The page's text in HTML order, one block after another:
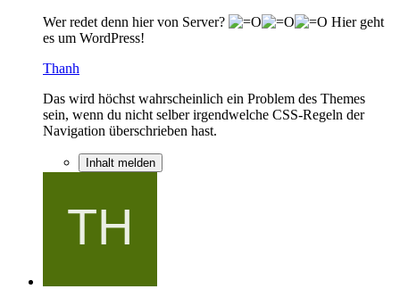
Wer redet denn hier von Server?
Hier geht
es um WordPress!
Thanh
Das wird höchst wahrscheinlich ein Problem des Themes
sein, wenn du nicht selber irgendwelche CSS-Regeln der
Navigation überschrieben hast.
Inhalt melden